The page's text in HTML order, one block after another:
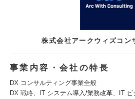
株式会社アークウィズコン
事業内容・会社の特長
DX コンサルティング事業全般
DX 戦略、IT システム導入/業務改革、IT